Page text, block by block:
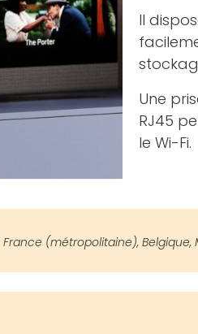
Il
Une
RJ45
le Wi-Fi.
France (métropolitaine), Belgique,